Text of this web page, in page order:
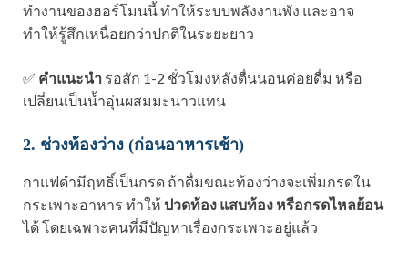
ทำงานของฮอร์โมนนี้ ทำให้ระบบพลังงานพัง และอาจ
ทำให้รู้สึกเหนื่อยกว่าปกติในระยะยาว
✅ คำแนะนำ รอสัก 1-2 ชั่วโมงหลังตื่นนอนค่อยดื่ม หรือ
เปลี่ยนเป็นน้ำอุ่นผสมมะนาวแทน
2. ช่วงท้องว่าง (ก่อนอาหารเช้า)
กาแฟดำมีฤทธิ์เป็นกรด ถ้าดื่มขณะท้องว่างจะเพิ่มกรดใน
กระเพาะอาหาร ทำให้ ปวดท้อง แสบท้อง หรือกรดไหลย้อน
ได้ โดยเฉพาะคนที่มีปัญหาเรื่องกระเพาะอยู่แล้ว